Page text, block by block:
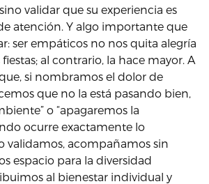
validar que su experiencia es
atención. Y algo importante que
ser empáticos no nos quita alegría
al contrario, la hace mayor. A
si nombramos el dolor de
que no la está pasando bien,
o “apagaremos la
ocurre exactamente lo
validamos, acompañamos sin
espacio para la diversidad
al bienestar individual y